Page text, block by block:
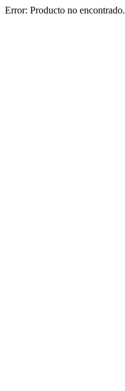
Error: Producto no encontrado.